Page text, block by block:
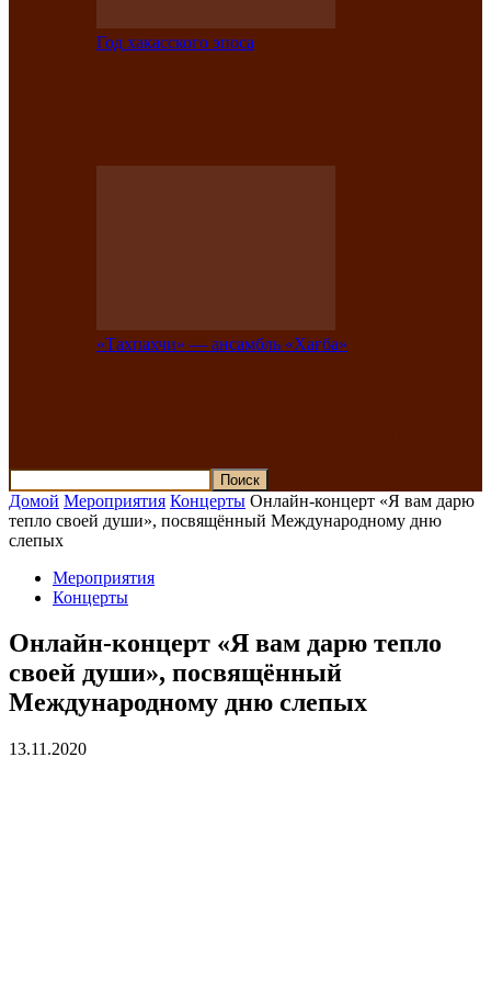
Год хакасского эпоса
«Тахпахчи» — ансамбль «Хағба»
Домой Мероприятия Концерты Онлайн-концерт «Я вам дарю
тепло своей души», посвящённый Международному дню
слепых
Мероприятия
Концерты
Онлайн-концерт «Я вам дарю тепло
своей души», посвящённый
Международному дню слепых
13.11.2020